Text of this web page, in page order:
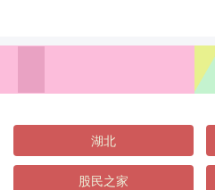
湖北
股民之家